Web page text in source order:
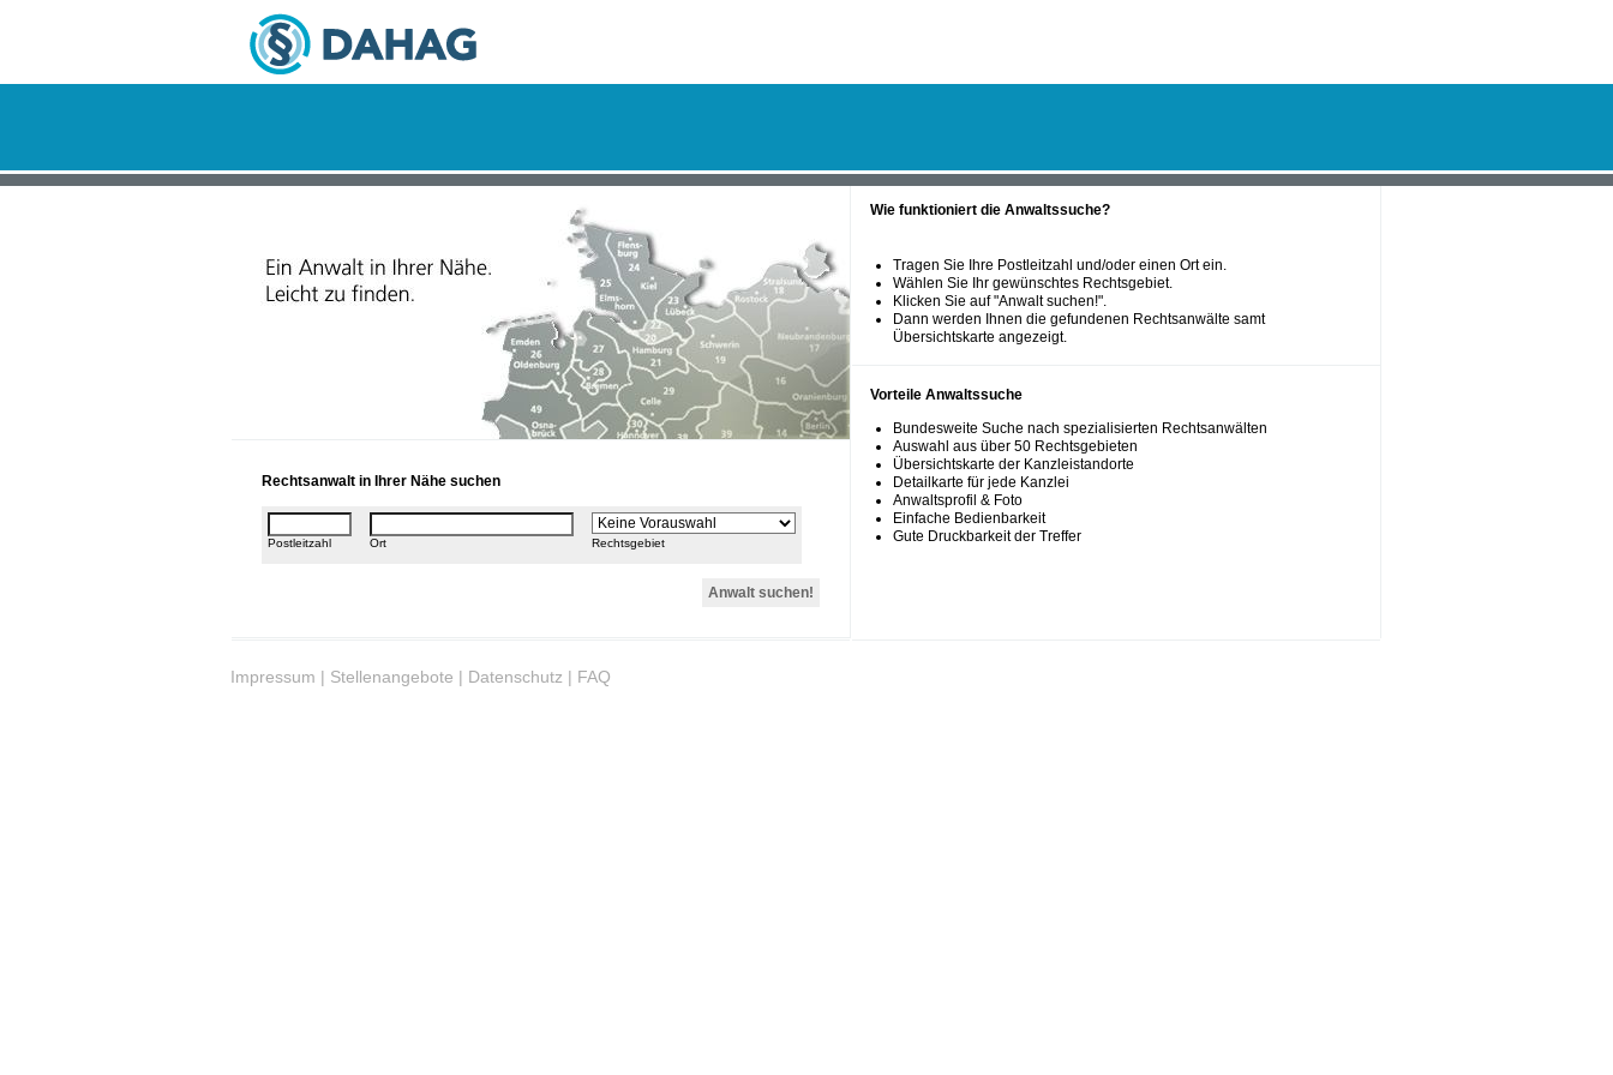
Rechtsanwalt in Ihrer Nähe suchen
Postleitzahl Ort Rechtsgebiet
Wie funktioniert die Anwaltssuche?
Tragen Sie Ihre Postleitzahl und/oder einen Ort ein.
Wählen Sie Ihr gewünschtes Rechtsgebiet.
Klicken Sie auf "Anwalt suchen!".
Dann werden Ihnen die gefundenen Rechtsanwälte samt
Übersichtskarte angezeigt.
Vorteile Anwaltssuche
Bundesweite Suche nach spezialisierten Rechtsanwälten
Auswahl aus über 50 Rechtsgebieten
Übersichtskarte der Kanzleistandorte
Detailkarte für jede Kanzlei
Anwaltsprofil & Foto
Einfache Bedienbarkeit
Gute Druckbarkeit der Treffer
Impressum | Stellenangebote | Datenschutz | FAQ